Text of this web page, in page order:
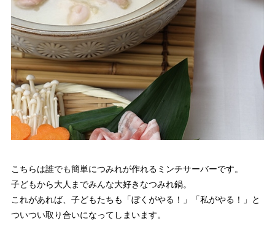
こちらは誰でも簡単につみれが作れるミンチサーバーです。
子どもから大人までみんな大好きなつみれ鍋。
これがあれば、子どもたちも「ぼくがやる！」「私がやる！」と
ついつい取り合いになってしまいます。